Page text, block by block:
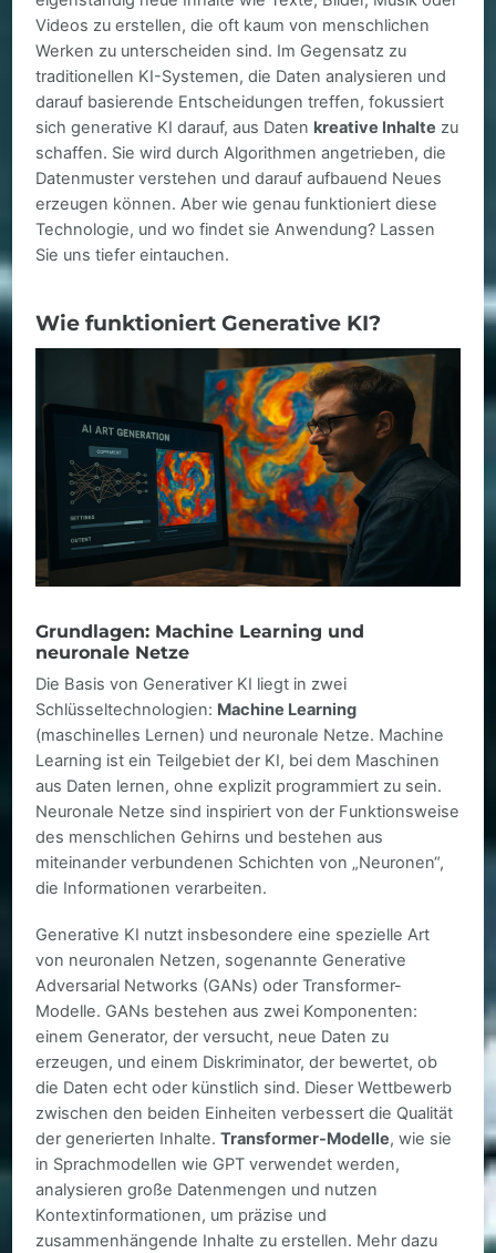
Videos zu erstellen, die oft kaum von menschlichen
Werken zu unterscheiden sind. Im Gegensatz zu
traditionellen KI-Systemen, die Daten analysieren und
darauf basierende Entscheidungen treffen, fokussiert
sich generative KI darauf, aus Daten kreative Inhalte zu
schaffen. Sie wird durch Algorithmen angetrieben, die
Datenmuster verstehen und darauf aufbauend Neues
erzeugen können. Aber wie genau funktioniert diese
Technologie, und wo findet sie Anwendung? Lassen
Sie uns tiefer eintauchen.
Wie funktioniert Generative KI?
Grundlagen: Machine Learning und
neuronale Netze
Die Basis von Generativer KI liegt in zwei
Schlüsseltechnologien: Machine Learning
(maschinelles Lernen) und neuronale Netze. Machine
Learning ist ein Teilgebiet der KI, bei dem Maschinen
aus Daten lernen, ohne explizit programmiert zu sein.
Neuronale Netze sind inspiriert von der Funktionsweise
des menschlichen Gehirns und bestehen aus
miteinander verbundenen Schichten von „Neuronen“,
die Informationen verarbeiten.
Generative KI nutzt insbesondere eine spezielle Art
von neuronalen Netzen, sogenannte Generative
Adversarial Networks (GANs) oder Transformer-
Modelle. GANs bestehen aus zwei Komponenten:
einem Generator, der versucht, neue Daten zu
erzeugen, und einem Diskriminator, der bewertet, ob
die Daten echt oder künstlich sind. Dieser Wettbewerb
zwischen den beiden Einheiten verbessert die Qualität
der generierten Inhalte.Transformer-Modelle, wie sie
in Sprachmodellen wie GPT verwendet werden,
analysieren große Datenmengen und nutzen
Kontextinformationen, um präzise und
zusammenhängende Inhalte zu erstellen. Mehr dazu